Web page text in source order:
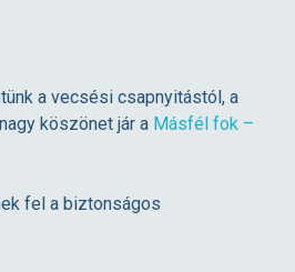
a vecsési csapnyitástól, a
köszönet jár a Másfél fok –
fel a biztonságos